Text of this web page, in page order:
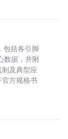
包括各引脚
数据，并附
及典型应
方规格书